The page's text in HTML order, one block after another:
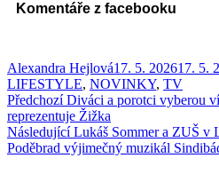
Komentáře z facebooku
Autor:
Alexandra HejlováPublikováno:
17. 5. 202617. 5.
LIFESTYLE, NOVINKY, TV
Navigace
pro
příspěvek
Předchozí Předchozí
příspěvek:
Diváci a porotci vyberou
reprezentuje Žižka
Následující Následující
příspěvek:
Lukáš Sommer a ZUŠ v
Poděbrad výjimečný muzikál